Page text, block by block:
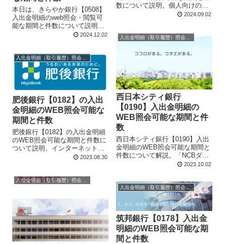
本日は、きらやか銀行【0508】
入出金明細のweb照会・閲覧可
能な期間と件数について説明し
出金明細をwebで照会・閲覧し
たい...
2024.12.02
数について説明。個人向けの普
通預金口座の場合、インターネ
通常口座は15か月前・1000明細
きる。
2024.09.02
入出金明細（取引履歴）照会・閲覧
西日本シティ銀行
【0190】入出金明細の
WEB照会可能な期間と件
数
西日本シティ銀行【0190】入出
金明細のWEB照会可能な期間と
件数について解説。「NCBダイ
レクト」あるいは、「西日本シ
細分の取引履歴を照会・閲覧で
きる。ただし、Web口座「ネッ
トスタイル」のみ。
2023.10.02
入出金明細（取引履歴）照会・閲覧
肥後銀行【0182】の入出
金明細のWEB照会可能な
期間と件数
肥後銀行【0182】の入出金明細
のWEB照会可能な期間と件数に
ついて説明。インターネットバ
ンキングなら、最大で過去4年分
分の照会が可能。ただし、両方
2023.08.30
入出金明細（取引履歴）照会・閲覧
入出金明細（取引履歴）照会・閲覧
筑邦銀行【0178】入出金
明細のWEB照会可能な期
間と件数